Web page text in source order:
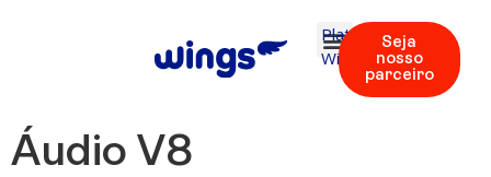
Plataforma
Wings
Seja
nosso
parceiro
Áudio V8